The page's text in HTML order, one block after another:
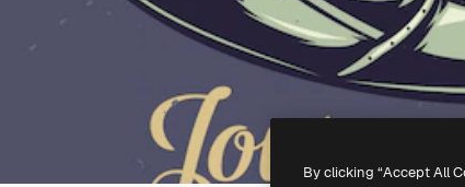
By clicking “Accept All